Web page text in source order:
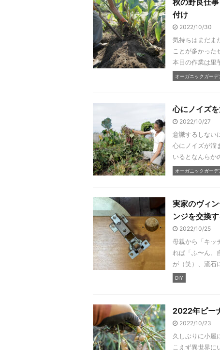
秋の野良仕
付け
2022/10/30
気持ちはまだま
ことが多かった
本日の作業は里
オーガニックガー
心にノイズ
2022/10/27
意識するしない
心にノイズが溜
いるとなんらか
オーガニックガー
実家のヴィ
ンジを交換
2022/10/25
母親から「キッ
れば「ふ〜ん、
が（笑）、流石
DIY
2022年ピー
2022/10/23
久しぶりに小屋
こえず異世界に